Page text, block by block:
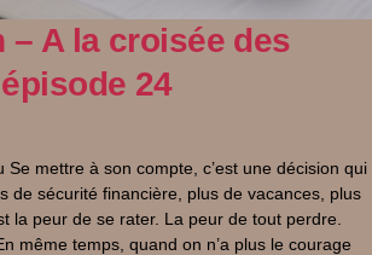
– A la croisée des
24
Se mettre à son compte, c’est une décision qui
de sécurité financière, plus de vacances, plus
la peur de se rater. La peur de tout perdre.
même temps, quand on n’a plus le courage